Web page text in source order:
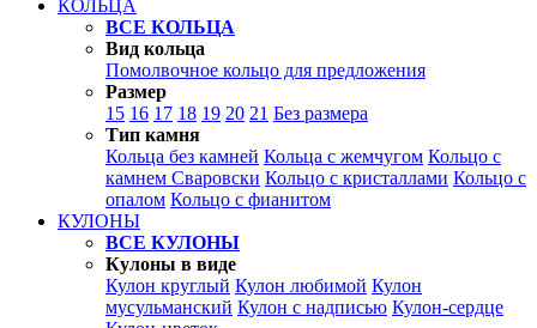
КОЛЬЦА
ВСЕ КОЛЬЦА
Вид кольца
Помолвочное кольцо для предложения
Размер
15 16 17 18 19 20 21 Без размера
Тип камня
Кольца без камней Кольца с жемчугом Кольцо с
камнем Сваровски Кольцо с кристаллами Кольцо с
опалом Кольцо с фианитом
КУЛОНЫ
ВСЕ КУЛОНЫ
Кулоны в виде
Кулон круглый Кулон любимой Кулон
мусульманский Кулон с надписью Кулон-сердце